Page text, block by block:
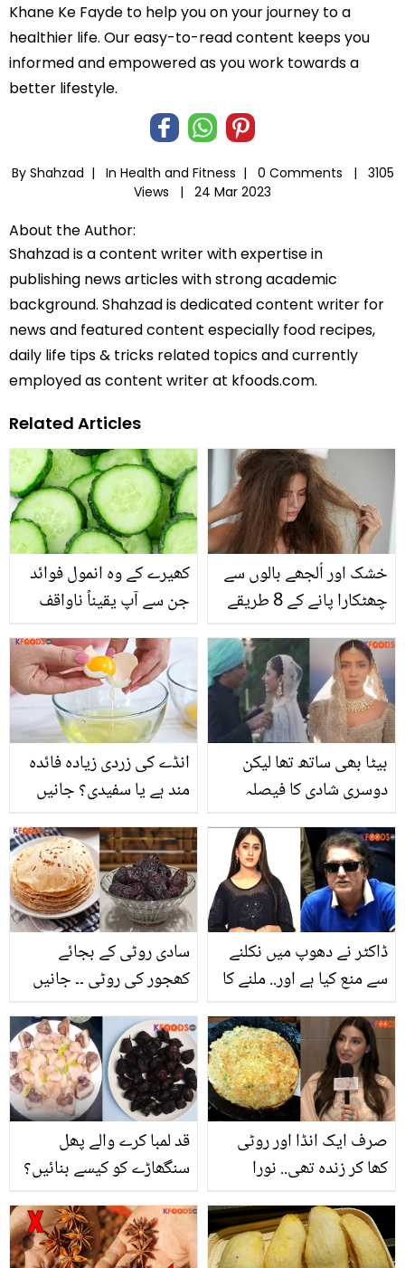
Khane Ke Fayde to help you on your journey to a
healthier life. Our easy-to-read content keeps you
informed and empowered as you work towards a
better lifestyle.
By Shahzad | In Health and Fitness | 0 Comments |
3105
Views |
24 Mar 2023
About the Author:
Shahzad is a content writer with expertise in
publishing news articles with strong academic
background. Shahzad is dedicated content writer for
news and featured content especially food recipes,
daily life tips & tricks related topics and currently
employed as content writer at kfoods.com.
Related Articles
کھیرے کے وہ انمول فوائد
جن سے آپ یقیناً ناواقف
خشک اور اُلجھے بالوں سے
چھٹکارا پانے کے 8 طریقے
انڈے کی زردی زیادہ فائدہ
مند ہے یا سفیدی؟ جانیں
جو آپ کے بہت سے مسائل
حل کرئے
بیٹا بھی ساتھ تھا لیکن
دوسری شادی کا فیصلہ
بعد ماہرہ خان کا پہلا پیغام
وائرل
سادی روٹی کے بجائے
کھجور کی روٹی ۔۔ جانیں
روٹی کھانے سے کیا ہوتا ہے
اور کیسے بنتی ہے؟ جو آپ
اور آپ کے بچوں کی صحت
کیلیئے ضروری ہے
ڈاکٹر نے دھوپ میں نکلنے
سے منع کیا ہے اور.. ملنے کا
خلیل الرحمٰن کے بیان پر
لڑکی نے کیا بتایا؟
قد لمبا کرے والے پھل
سنگھاڑے کو کیسے بنائیں؟
انوکھے فائدے جو کسی اور
پھل میں شاید ہی ملیں
صرف ایک انڈا اور روٹی
کھا کر زندہ تھی.. نورا
کا ذکر کرتے ہوئے جذباتی
ہوگئیں